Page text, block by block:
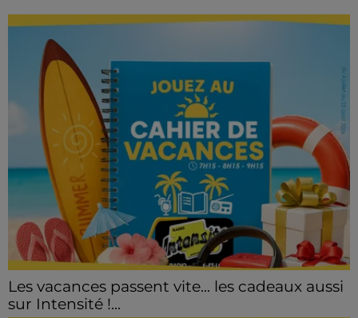
Les vacances passent vite... les cadeaux aussi
sur Intensité !...